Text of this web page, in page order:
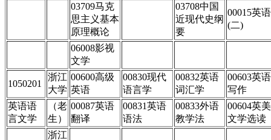
03709马克
思主义基本
原理概论
03708中国
近现代史纲
要
00015英语
(二)
06008影视
文学
1050201
浙江
大学
00600高级
英语
00830现代
语言学
00832英语
词汇学
00603英语
写作
英语语
言文学
（老
生）
00087英语
翻译
00831英语
语法
00833外语
教学法
00604英美
文学选读
浙江